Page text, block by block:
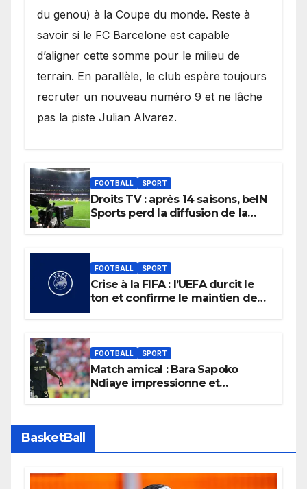
du genou) à la Coupe du monde. Reste à
savoir si le FC Barcelone est capable
d’aligner cette somme pour le milieu de
terrain. En parallèle, le club espère toujours
recruter un nouveau numéro 9 et ne lâche
pas la piste Julian Alvarez.
FOOTBALL SPORT
Droits TV : après 14 saisons, beIN
Sports perd la diffusion de la
FOOTBALL SPORT
Crise à la FIFA : l’UEFA durcit le
ton et confirme le maintien de
FOOTBALL SPORT
Match amical : Bara Sapoko
Ndiaye impressionne et
BasketBall